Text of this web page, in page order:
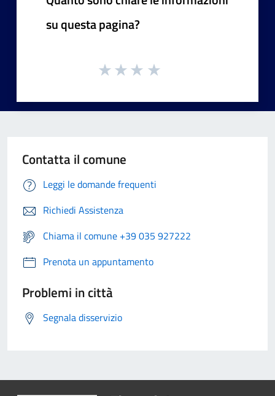
su questa pagina?
Contatta il comune
Leggi le domande frequenti
Richiedi Assistenza
Chiama il comune +39 035 927222
Prenota un appuntamento
Problemi in città
Segnala disservizio